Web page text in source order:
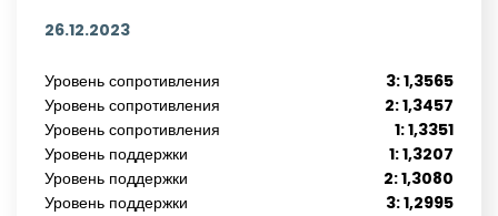
26.12.2023
Уровень сопротивления
3: 1,3565
Уровень сопротивления
2: 1,3457
Уровень сопротивления
1: 1,3351
Уровень поддержки
1: 1,3207
Уровень поддержки
2: 1,3080
Уровень поддержки
3: 1,2995